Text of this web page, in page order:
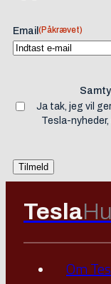
Email (Påkrævet)
Ja tak, jeg vil
Tesla-
Tesla
Om